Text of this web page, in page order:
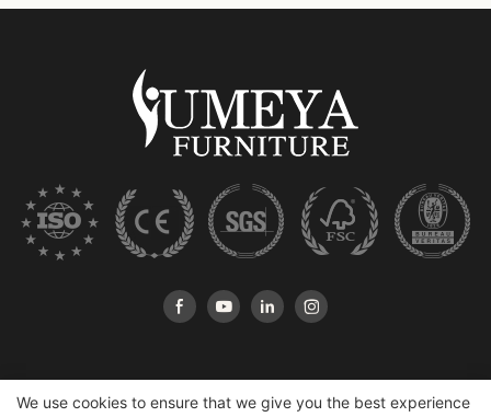
We use cookies to ensure that we give you the best experience